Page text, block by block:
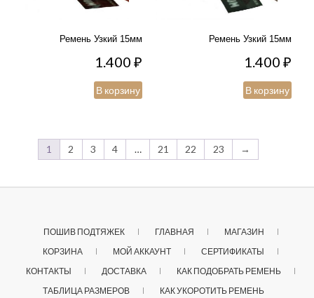
Ремень Узкий 15мм
1.400₽
В корзину
Ремень Узкий 15мм
1.400₽
В корзину
1 2 3 4 … 21 22 23 →
ПОШИВ ПОДТЯЖЕК ГЛАВНАЯ
МАГАЗИН
КОРЗИНА
МОЙ АККАУНТ
СЕРТИФИКАТЫ
КОНТАКТЫ
ДОСТАВКА
КАК ПОДОБРАТЬ РЕМЕНЬ
ТАБЛИЦА РАЗМЕРОВ
КАК УКОРОТИТЬ РЕМЕНЬ